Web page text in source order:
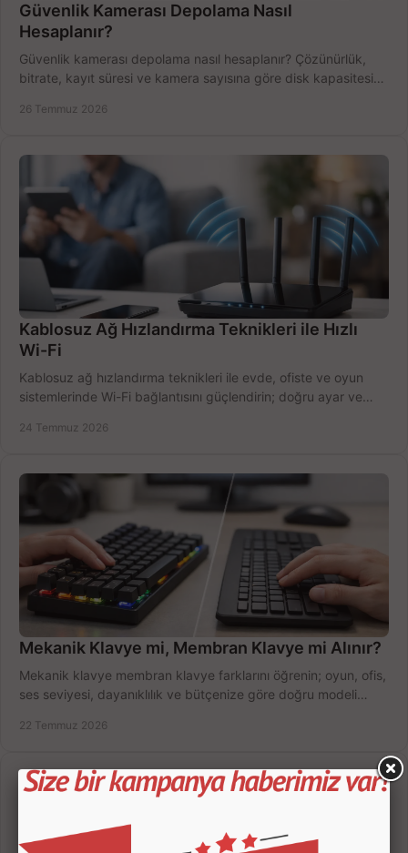
Güvenlik Kamerası Depolama Nasıl
Hesaplanır?
Güvenlik kamerası depolama nasıl hesaplanır? Çözünürlük,
bitrate, kayıt süresi ve kamera sayısına göre disk kapasitesini
26 Temmuz 2026
Kablosuz Ağ Hızlandırma Teknikleri ile Hızlı
Wi-Fi
Kablosuz ağ hızlandırma teknikleri ile evde, ofiste ve oyun
sistemlerinde Wi-Fi bağlantısını güçlendirin; doğru ayar ve
24 Temmuz 2026
Mekanik Klavye mi, Membran Klavye mi Alınır?
Mekanik klavye membran klavye farklarını öğrenin; oyun, ofis,
ses seviyesi, dayanıklılık ve bütçenize göre doğru modeli
22 Temmuz 2026